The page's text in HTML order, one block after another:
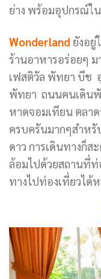
ย่าง พร้อมอุปกรณ์ใ
Wonderland ยังอยู่
ร้านอาหารอร่อยๆ
เฟสติวัล พัทยา บีช
พัทยา ถนนคนเดิน
หาดจอมเทียน ตลาด
ครบครันมากๆสำหรั
ดาว การเดินทางก็ส
ล้อมไปด้วยสถานที่
ทางไปท่องเที่ยวได้